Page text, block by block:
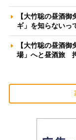
【大竹聡の昼酒
ギ」を知らない
【大竹聡の昼酒
場」へと昼酒旅